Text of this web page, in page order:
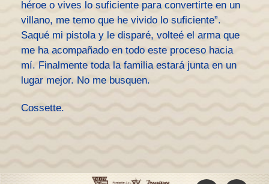
héroe o vives lo suficiente para convertirte en un
villano, me temo que he vivido lo suficiente”.
Saqué mi pistola y le disparé, volteé el arma que
me ha acompañado en todo este proceso hacia
mí. Finalmente toda la familia estará junta en un
lugar mejor. No me busquen.
Cossette.